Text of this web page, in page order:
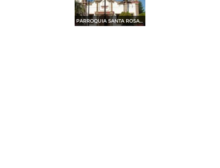
PARROQUIA SANTA ROSALIA